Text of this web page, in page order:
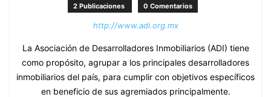
2 Publicaciones 0 Comentarios
http://www.adi.org.mx
La Asociación de Desarrolladores Inmobiliarios (ADI) tiene
como propósito, agrupar a los principales desarrolladores
inmobiliarios del país, para cumplir con objetivos específicos
en beneficio de sus agremiados principalmente.